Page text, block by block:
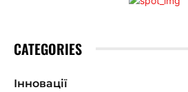
CATEGORIES
Інновації